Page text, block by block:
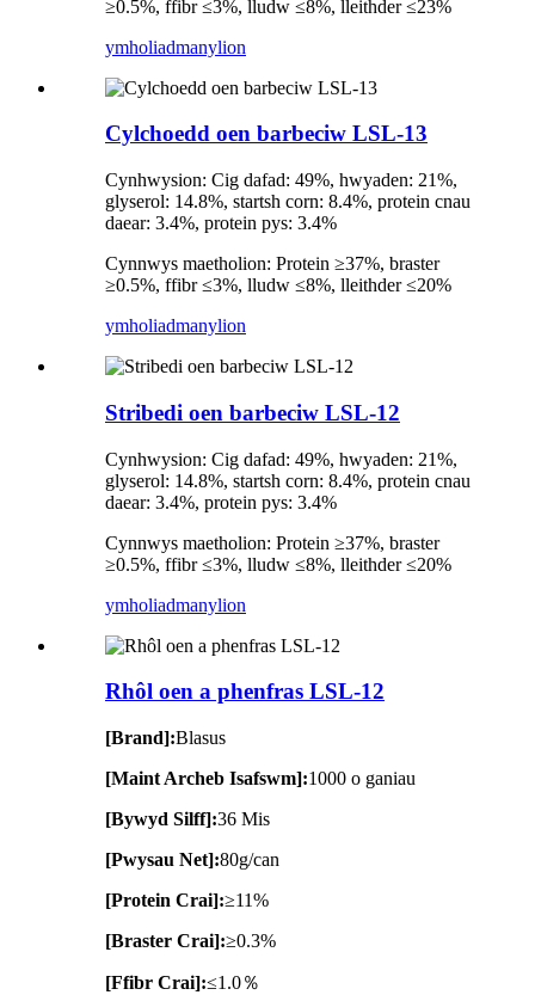
≥0.5%, ffibr ≤3%, lludw ≤8%, lleithder ≤23%
ymholiadmanylion
Cylchoedd oen barbeciw LSL-13
Cynhwysion: Cig dafad: 49%, hwyaden: 21%,
glyserol: 14.8%, startsh corn: 8.4%, protein cnau
daear: 3.4%, protein pys: 3.4%
Cynnwys maetholion: Protein ≥37%, braster
≥0.5%, ffibr ≤3%, lludw ≤8%, lleithder ≤20%
ymholiadmanylion
Stribedi oen barbeciw LSL-12
Cynhwysion: Cig dafad: 49%, hwyaden: 21%,
glyserol: 14.8%, startsh corn: 8.4%, protein cnau
daear: 3.4%, protein pys: 3.4%
Cynnwys maetholion: Protein ≥37%, braster
≥0.5%, ffibr ≤3%, lludw ≤8%, lleithder ≤20%
ymholiadmanylion
Rhôl oen a phenfras LSL-12
[Brand]:Blasus
[Maint Archeb Isafswm]:1000 o ganiau
[Bywyd Silff]:36 Mis
[Pwysau Net]:80g/can
[Protein Crai]:≥11%
[Braster Crai]:≥0.3%
[Ffibr Crai]:≤1.0％